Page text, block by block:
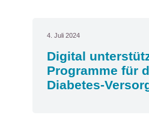
4. Juli 2024
Digital
Programme für
Diabetes-